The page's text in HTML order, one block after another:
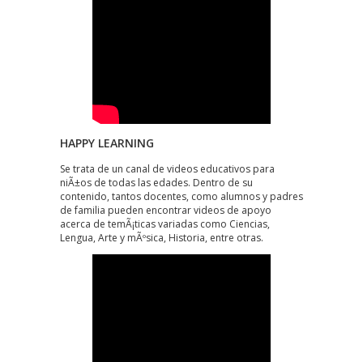
HAPPY LEARNING
Se trata de un canal de videos educativos para
niÃ±os de todas las edades. Dentro de su
contenido, tantos docentes, como alumnos y padres
de familia pueden encontrar videos de apoyo
acerca de temÃ¡ticas variadas como Ciencias,
Lengua, Arte y mÃºsica, Historia, entre otras.